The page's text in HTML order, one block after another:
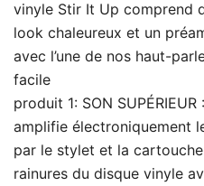
vinyle Stir It Up comprend
look chaleureux et un
avec l’une de nos haut-
facile
produit 1: SON
amplifie électroniquement
par le stylet et la
rainures du disque vinyle